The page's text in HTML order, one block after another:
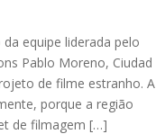
equipe liderada pelo
Pablo Moreno, Ciudad
de filme estranho. A
porque a região
de filmagem […]